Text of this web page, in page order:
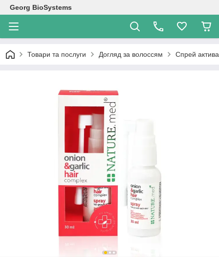
Georg BioSystems
Товари та послуги Догляд за волоссям Спрей